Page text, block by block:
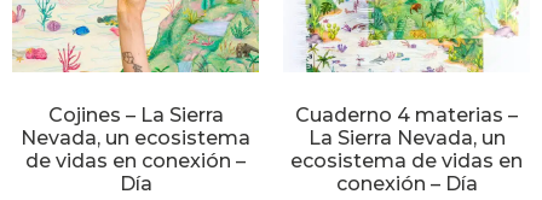
Cojines – La Sierra
Nevada, un ecosistema
de vidas en conexión –
Día
Cuaderno 4 materias –
La Sierra Nevada, un
ecosistema de vidas en
conexión – Día